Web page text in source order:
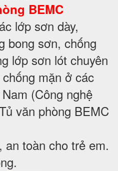
BEMC
lớp sơn dày,
bong sơn, chống
lớp sơn lót chuyên
mặn ở các
(Công nghệ
văn phòng BEMC
an toàn cho trẻ em.